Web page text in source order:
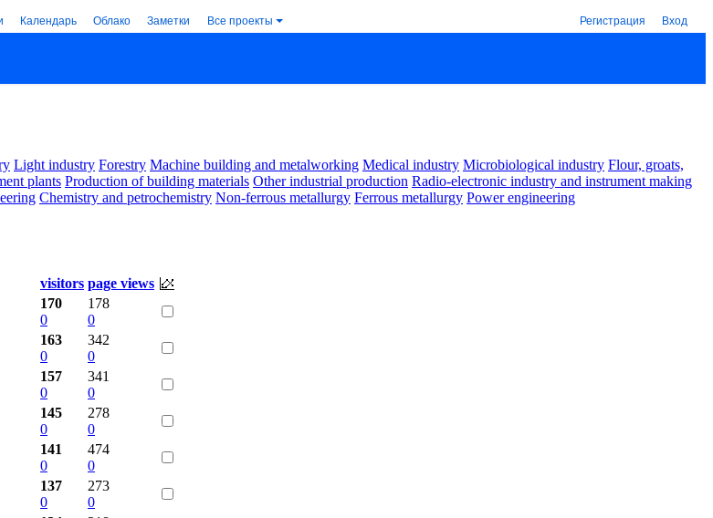
Календарь Облако Заметки Все проекты Регистрация Вход
Light industry Forestry Machine building and metalworking Medical industry Microbiological industry Flour, groats,
plants Production of building materials Other industrial production Radio-electronic industry and instrument making
Chemistry and petrochemistry Non-ferrous metallurgy Ferrous metallurgy Power engineering
visitors page views
170
0
178
0
163
0
342
0
157
0
341
0
145
0
278
0
141
0
474
0
137
0
273
0